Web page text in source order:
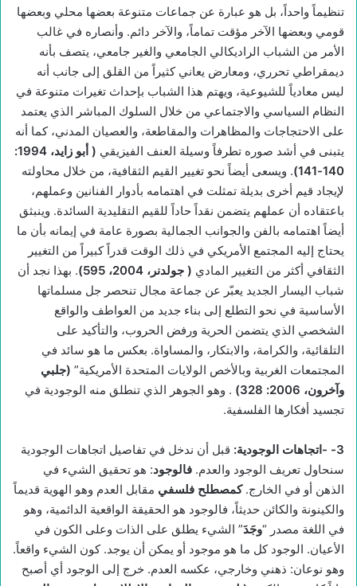
تنظيماً واحداً، بل هو عبارة عن جماعات متنوعة بعضها محلي وبعضها
قومي وبعضها الآخر مؤقت تماماً، والآخر دائم. وأنصاره في غالب
الأمر من الشباب الراديكالي الجامعي والغير جامعي، يتصف بأنه
ديمقراطي تحرري، ومعارض يعاني كثيراً من القلق إلى جانب أنه
ليس معادياً للشيوعية، ويهتم هذا الشباب بإحداث تغيرات متنوعة في
النظام السياسي والاجتماعي من خلال السلوك المباشر الذي يعتمد
على الاحتجاجات والمظاهرات والمقاطعة، والعصيان المدني، كما أنه
يتبنى في أشد صوره تطرفاً وسيلة العنف الفيزيقي (
أبو زايد، 1994:
140-141)
. ويسعى أيضاً نحو تغيير القيم الثقافية، من خلال محاولته
لإيجاد قيم أخرى بديلة تمثلت في اهتمامه بأدوار الفنانين وعملهم،
باعتقاده أن عملهم يتضمن نقداً حاداً للقيم التقليدية السائدة. وينبثق
أيضاً اهتمامه بالفن والجوانب الجمالية بصورة عامة في إيمانه بأن ما
يحتاج إليه المجتمع الأمريكي في ذلك الوقت قدراً كبيراً من التغيير
الثقافي أكثر من التغيير المادي ( جولدنر، 2004، 595)
. بهذا نجد أن
شباب اليسار الجديد يعبّر عن جماعة مجال تنحصر جل مسلماتها
الأساسية في نحو التطلع إلى بناء جديد من العواطف والواقع
الشخصي الذي يتضمن الحرية ورفض الحروب، والتأكيد على
التلقائية، والكرامة، والابتكار، والمساواة. بعكس ما هو سائد في
المجتمعات الغربية وبالأخص الولايات المتحدة الأمريكية” (جلبي
وآخرون، 2006: 328)
. وهو الجوهر الذي تنطلق منه الوجودية في
تجسيد أفكارها الفلسفية.
3- -اتجاهات الوجودية: قبل أن ندخل في تفاصيل اتجاهات الوجودية
سنحاول تعريف الوجود والعدم. فالوجود: هو تحقيق الشيء في
الذهن أو في الخارج.كمصطلح فلسفي مقابل العدم وهو الهوية قديماً
والكينونة والكائن حديثاً، فالوجود هو الحقيقة الواقعية الدائمية، وهو
في اللغة مصدر “وجَدَ” الشيء يطلق على الذات وعلى الكون في
الأعيان. الوجود كل ما هو موجود أو يمكن أن يوجد. كون الشيء واقعاً.
وهو نوعان: ذهني وخارجي، عكسه العدم. خرج إلى الوجود أي أصبح